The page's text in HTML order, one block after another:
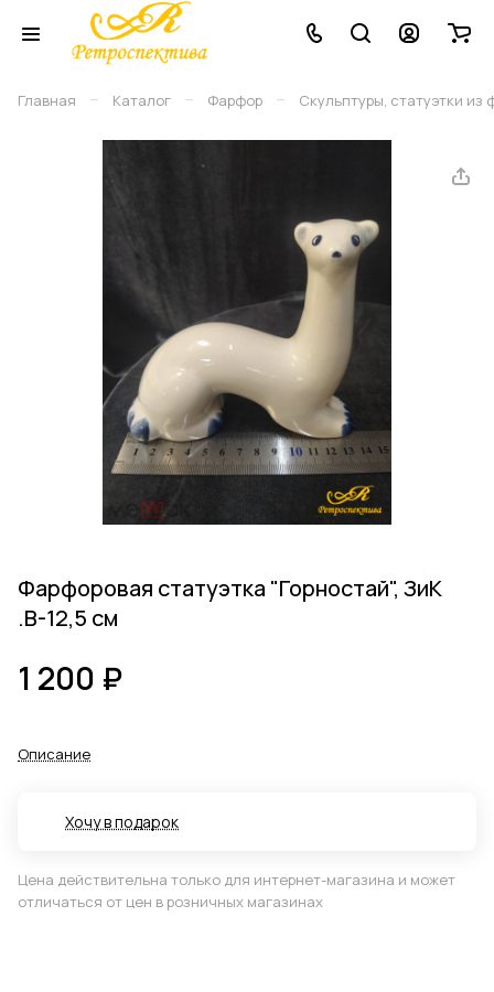
Главная – Каталог – Фарфор – Скульптуры, статуэтки из
Фарфоровая статуэтка "Горностай", ЗиК
.В-12,5 см
1 200 ₽
Описание
Хочу в подарок
Цена действительна только для интернет-магазина и может
отличаться от цен в розничных магазинах